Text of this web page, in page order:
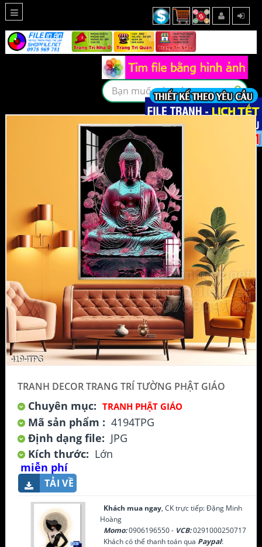
TRANH DECOR TRANG TRÍ TƯỜNG PHẬT GIÁO
Chuyên mục: TRANH PHẬT GIÁO
Mã sản phẩm : 4194TPG
Định dạng file: JPG
Kích thước: Lớn
miễn phí
TẢI VỀ
Khách mua ngay, CK trực tiếp: Đặng Minh
Hoàng
Momo:0906196550 - VCB:0291000250717
Khách có thể thanh toán qua Paypal: